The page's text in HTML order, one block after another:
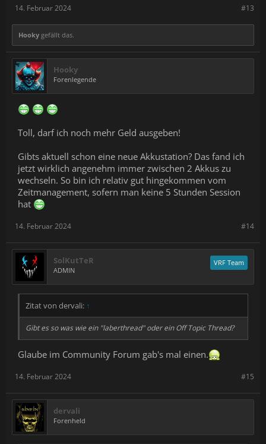
#13
14. Februar 2024
Hooky gefällt das.
Hooky
Forenlegende
Toll, darf ich noch mehr Geld ausgeben!
Gibts aktuell schon eine neue Akkustation? Das fand ich
jetzt wirklich angenehm immer zwischen 2 Akkus zu
wechseln. So bin ich relativ gut hingekommen vom
Zeitmanagement, sofern man keine 5 Stunden Session
hat
#14
14. Februar 2024
SolKutTeR
ADMIN
VRF Team
Zitat von dervali: ↑
Gibt es so was wie ein "laberthread" oder ein Off Topic Thread?
Glaube im Community Forum gab's mal einen.
#15
14. Februar 2024
dervali
Forenheld